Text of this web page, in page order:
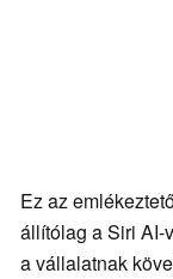
Ez az
állítólag a Siri AI-
a vállalatnak